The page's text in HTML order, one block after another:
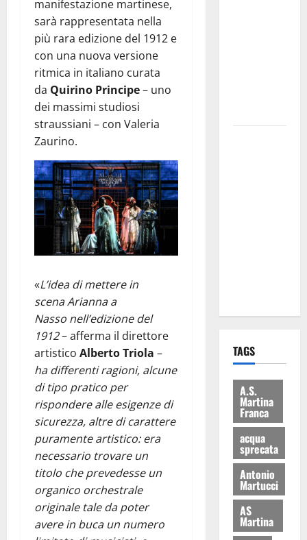
manifestazione martinese,
sarà rappresentata nella
più rara edizione del 1912 e
con una nuova versione
ritmica in italiano curata
da Quirino Principe– uno
dei massimi studiosi
straussiani – con Valeria
Zaurino.
«L’idea di mettere in
scena Arianna a
Nasso nell’edizione del
1912– afferma il direttore
artistico Alberto Triola –
ha differenti ragioni, alcune
di tipo pratico per
rispondere alle esigenze di
sicurezza, altre di carattere
puramente artistico: era
necessario trovare un
titolo che prevedesse un
organico orchestrale
originale tale da poter
avere in buca un numero
TAGS
A.S.
Martina
Franca
acqua
sprecata
Antonio
Martucci
AS
Martina